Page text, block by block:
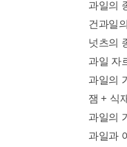
과일의
건과일
넛츠의
과일 자
과일의
잼 + 식
과일의
과일과